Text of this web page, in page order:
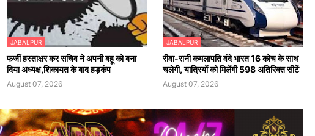
JABALPUR
फर्जी हस्ताक्षर कर सचिव ने अपनी बहू को बना
दिया अध्यक्ष,शिकायत के बाद हड़कंप
August 07, 2026
JABALPUR
रीवा-रानी कमलापति वंदे भारत 16 कोच के साथ
चलेगी, यात्रियों को मिलेंगी 598 अतिरिक्त सीटें
August 07, 2026